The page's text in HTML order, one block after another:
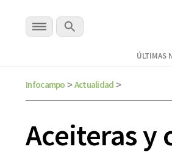
ÚLTIMAS
Infocampo > Actualidad >
Aceiteras y